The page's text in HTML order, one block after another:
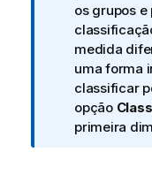
a
i
n
f
o
r
m
os grupos e
medida
uma forma
classificar
opção
primeira